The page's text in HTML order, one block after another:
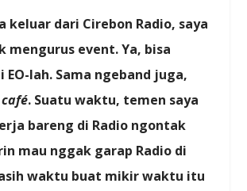
keluar dari Cirebon Radio, saya
mengurus event. Ya, bisa
lah. Sama ngeband juga,
. Suatu waktu, temen saya
bareng di Radio ngontak
mau nggak garap Radio di
waktu buat mikir waktu itu